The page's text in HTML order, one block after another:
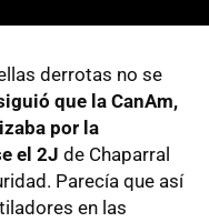
derrotas no se
que la CanAm,
por la
el 2J de Chaparral
Parecía que así
en las